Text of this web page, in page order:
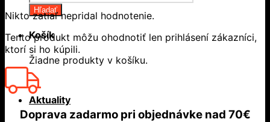
Hľadať
Košík
Žiadne produkty v košíku.
Aktuality
Nikto zatiaľ nepridal hodnotenie.
Tento produkt môžu ohodnotiť len prihlásení zákazníci,
ktorí si ho kúpili.
Doprava zadarmo pri objednávke nad 70€